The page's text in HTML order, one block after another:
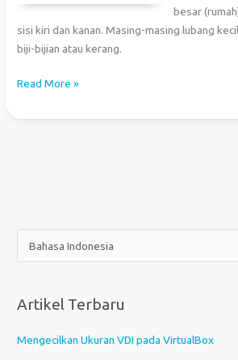
besar
sisi kiri dan kanan. Masing-masing lubang
biji-bijian atau kerang.
Membuat
Congklak
Read More »
h
Artikel Terbaru
Mengecilkan Ukuran VDI pada VirtualBox